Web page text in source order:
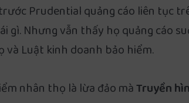
Prudential quảng cáo liên tục
gì. Nhưng vẫn thấy họ quảng cáo
Luật kinh doanh bảo hiểm.
nhân thọ là lừa đảo màTruyền